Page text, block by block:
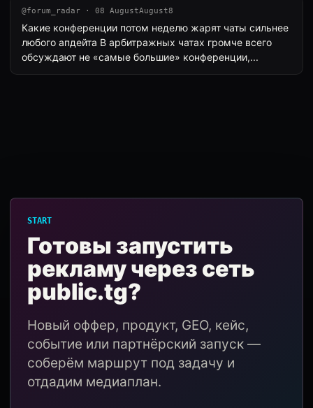
@forum_radar · 08 AugustAugust8
Какие конференции потом неделю жарят чаты сильнее
любого апдейта В арбитражных чатах громче всего
обсуждают не «самые большие» конференции,...
START
Готовы запустить
рекламу через сеть
public.tg?
Новый оффер, продукт, GEO, кейс,
событие или партнёрский запуск —
соберём маршрут под задачу и
отдадим медиаплан.